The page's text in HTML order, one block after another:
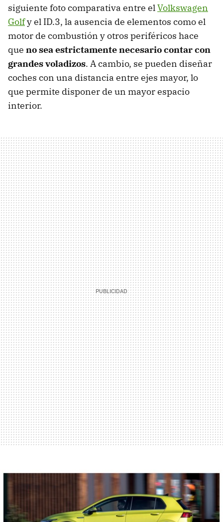
siguiente foto comparativa entre elVolkswagen
Golfy el ID.3, la ausencia de elementos como el
motor de combustión y otros periféricos hace
que no sea estrictamente necesario contar con
grandes voladizos. A cambio, se pueden diseñar
coches con una distancia entre ejes mayor, lo
que permite disponer de un mayor espacio
interior.